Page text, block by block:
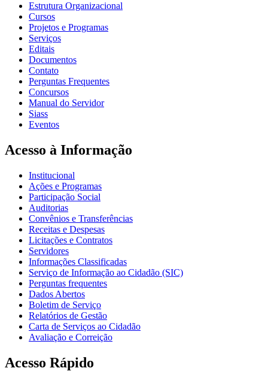
Estrutura Organizacional
Cursos
Projetos e Programas
Serviços
Editais
Documentos
Contato
Perguntas Frequentes
Concursos
Manual do Servidor
Siass
Eventos
Acesso à Informação
Institucional
Ações e Programas
Participação Social
Auditorias
Convênios e Transferências
Receitas e Despesas
Licitações e Contratos
Servidores
Informações Classificadas
Serviço de Informação ao Cidadão (SIC)
Perguntas frequentes
Dados Abertos
Boletim de Serviço
Relatórios de Gestão
Carta de Serviços ao Cidadão
Avaliação e Correição
Acesso Rápido